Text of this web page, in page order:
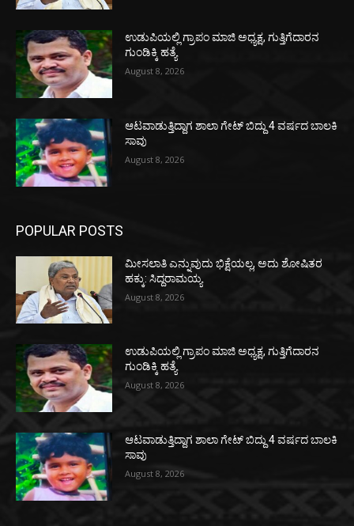
ಉಡುಪಿಯಲ್ಲಿ ಗ್ರಾಪಂ ಮಾಜಿ ಅಧ್ಯಕ್ಷ, ಗುತ್ತಿಗೆದಾರನ
ಗುಂಡಿಕ್ಕಿ ಹತ್ಯೆ
August 8, 2026
ಆಟವಾಡುತ್ತಿದ್ದಾಗ ಶಾಲಾ ಗೇಟ್‌ ಬಿದ್ದು 4 ವರ್ಷದ ಬಾಲಕಿ
ಸಾವು
August 8, 2026
POPULAR POSTS
ಮೀಸಲಾತಿ ಎನ್ನುವುದು ಭಿಕ್ಷೆಯಲ್ಲ, ಅದು ಶೋಷಿತರ
ಹಕ್ಕು: ಸಿದ್ದರಾಮಯ್ಯ
August 8, 2026
ಉಡುಪಿಯಲ್ಲಿ ಗ್ರಾಪಂ ಮಾಜಿ ಅಧ್ಯಕ್ಷ, ಗುತ್ತಿಗೆದಾರನ
ಗುಂಡಿಕ್ಕಿ ಹತ್ಯೆ
August 8, 2026
ಆಟವಾಡುತ್ತಿದ್ದಾಗ ಶಾಲಾ ಗೇಟ್‌ ಬಿದ್ದು 4 ವರ್ಷದ ಬಾಲಕಿ
ಸಾವು
August 8, 2026